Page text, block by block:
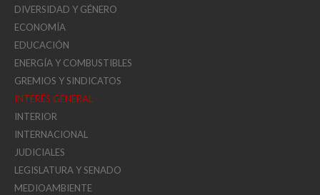
DIVERSIDAD Y GÉNERO
ECONOMÍA
EDUCACIÓN
ENERGÍA Y COMBUSTIBLES
GREMIOS Y SINDICATOS
INTERÉS GENERAL
INTERIOR
INTERNACIONAL
JUDICIALES
LEGISLATURA Y SENADO
MEDIOAMBIENTE